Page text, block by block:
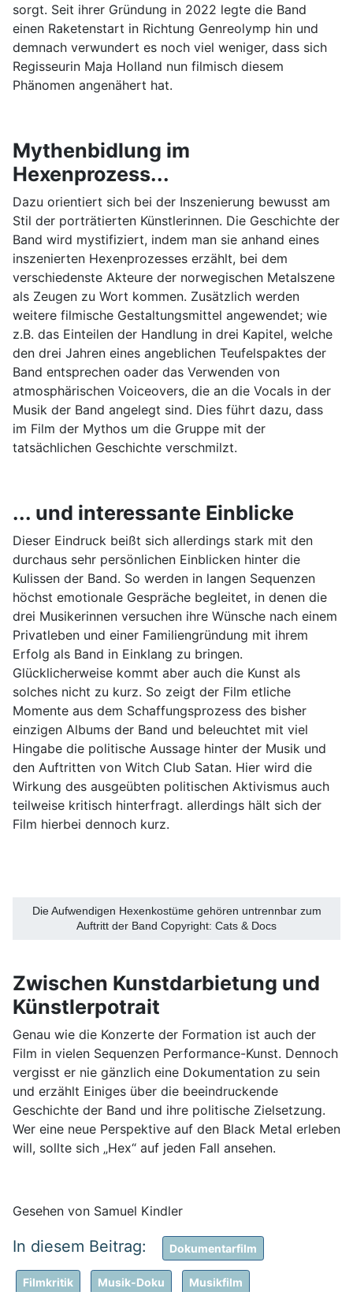
sorgt. Seit ihrer Gründung in 2022 legte die Band
einen Raketenstart in Richtung Genreolymp hin und
demnach verwundert es noch viel weniger, dass sich
Regisseurin Maja Holland nun filmisch diesem
Phänomen angenähert hat.
Mythenbidlung im
Hexenprozess...
Dazu orientiert sich bei der Inszenierung bewusst am
Stil der porträtierten Künstlerinnen. Die Geschichte der
Band wird mystifiziert, indem man sie anhand eines
inszenierten Hexenprozesses erzählt, bei dem
verschiedenste Akteure der norwegischen Metalszene
als Zeugen zu Wort kommen. Zusätzlich werden
weitere filmische Gestaltungsmittel angewendet; wie
z.B. das Einteilen der Handlung in drei Kapitel, welche
den drei Jahren eines angeblichen Teufelspaktes der
Band entsprechen oader das Verwenden von
atmosphärischen Voiceovers, die an die Vocals in der
Musik der Band angelegt sind. Dies führt dazu, dass
im Film der Mythos um die Gruppe mit der
tatsächlichen Geschichte verschmilzt.
... und interessante Einblicke
Dieser Eindruck beißt sich allerdings stark mit den
durchaus sehr persönlichen Einblicken hinter die
Kulissen der Band. So werden in langen Sequenzen
höchst emotionale Gespräche begleitet, in denen die
drei Musikerinnen versuchen ihre Wünsche nach einem
Privatleben und einer Familiengründung mit ihrem
Erfolg als Band in Einklang zu bringen.
Glücklicherweise kommt aber auch die Kunst als
solches nicht zu kurz. So zeigt der Film etliche
Momente aus dem Schaffungsprozess des bisher
einzigen Albums der Band und beleuchtet mit viel
Hingabe die politische Aussage hinter der Musik und
den Auftritten von Witch Club Satan. Hier wird die
Wirkung des ausgeübten politischen Aktivismus auch
teilweise kritisch hinterfragt. allerdings hält sich der
Film hierbei dennoch kurz.
Die Aufwendigen Hexenkostüme gehören untrennbar zum
Auftritt der Band Copyright: Cats & Docs
Zwischen Kunstdarbietung und
Künstlerpotrait
Genau wie die Konzerte der Formation ist auch der
Film in vielen Sequenzen Performance-Kunst. Dennoch
vergisst er nie gänzlich eine Dokumentation zu sein
und erzählt Einiges über die beeindruckende
Geschichte der Band und ihre politische Zielsetzung.
Wer eine neue Perspektive auf den Black Metal erleben
will, sollte sich „Hex“ auf jeden Fall ansehen.
Gesehen von Samuel Kindler
Dokumentarfilm
Filmkritik Musik-Doku Musikfilm